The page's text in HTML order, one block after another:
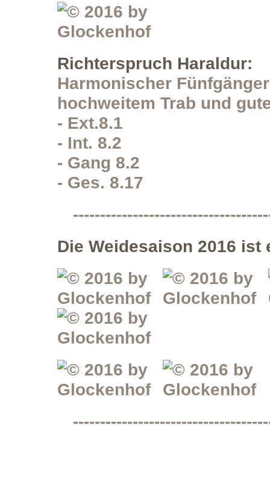
Richterspruch Haraldur:
Harmonischer
hochweitem Trab und
- Ext.8.1
- Int. 8.2
- Gang 8.2
- Ges. 8.17
Die Weidesaison 2016 ist